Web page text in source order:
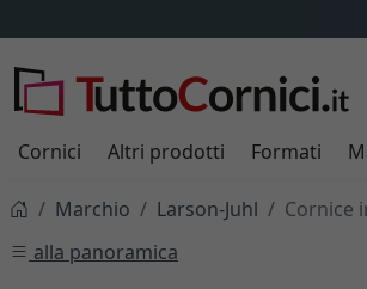
Cornici Altri prodotti Formati
Marchio Larson-Juhl
Cornice
alla panoramica